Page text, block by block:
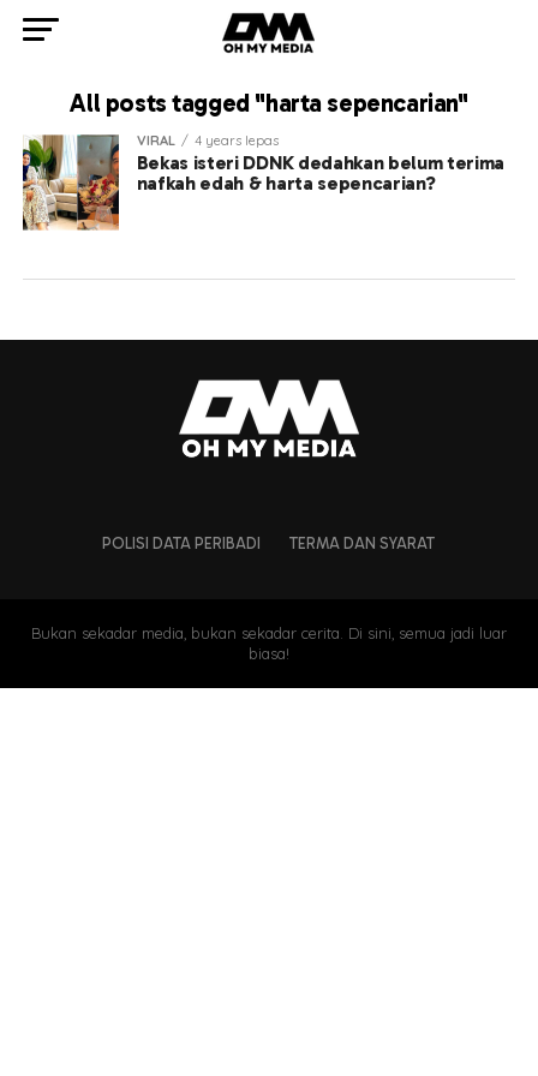
All posts tagged "harta sepencarian"
VIRAL 4 years lepas
Bekas isteri DDNK dedahkan belum terima
nafkah edah & harta sepencarian?
POLISI DATA PERIBADI TERMA DAN SYARAT
Bukan sekadar media, bukan sekadar cerita. Di sini, semua jadi luar
biasa!